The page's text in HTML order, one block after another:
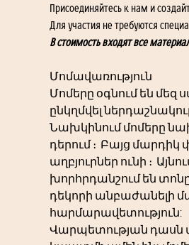
Присоединяйтесь к нам и
Для участия не требуются
В стоимость входят все
Մոմավառություն
Մոմերը օգնում են մեզ
ընկղմվել
Նախկինում մոմերը
դերում ։  Բայց մարդիկ
աղբյուրներ ունի ։
խորհրդանշում են
դեկորի անբաժանելի
հարմարավետություն:
Վարպետության դասն